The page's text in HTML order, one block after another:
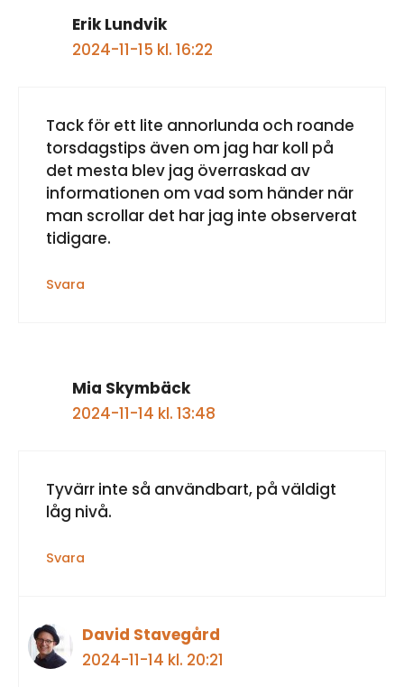
Erik Lundvik
2024-11-15 kl. 16:22
Tack för ett lite annorlunda och roande
torsdagstips även om jag har koll på
det mesta blev jag överraskad av
informationen om vad som händer när
man scrollar det har jag inte observerat
tidigare.
Svara
Mia Skymbäck
2024-11-14 kl. 13:48
Tyvärr inte så användbart, på väldigt
låg nivå.
Svara
David Stavegård
2024-11-14 kl. 20:21